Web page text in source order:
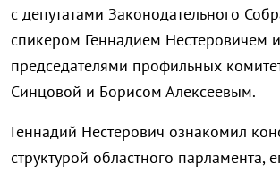
с депутатами Законодательного
спикером Геннадием Нестеровичем
председателями профильных
Синцовой и Борисом Алексеевым.
Геннадий Нестерович ознакомил
структурой областного парламента,